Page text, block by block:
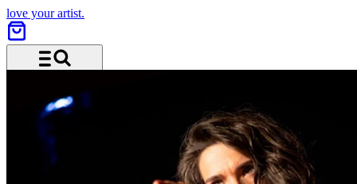
love your artist.